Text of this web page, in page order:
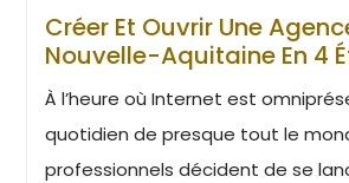
Créer Et Ouvrir Une
Nouvelle-Aquitaine En 4
À l’heure où Internet est
quotidien de presque tout le
professionnels décident de se